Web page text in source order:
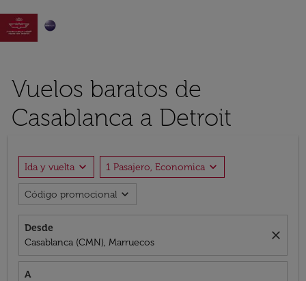

Vuelos baratos de
Casablanca a Detroit
Ida y vuelta expand_more 1 Pasajero, Economica expand_more
Código promocional expand_more
Desde
Casablanca (CMN), Marruecos
close
A